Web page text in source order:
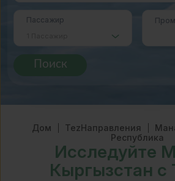
Пассажир
Поиск
Дом TezНаправления
Республика
Исследуйте
Кыргызстан с